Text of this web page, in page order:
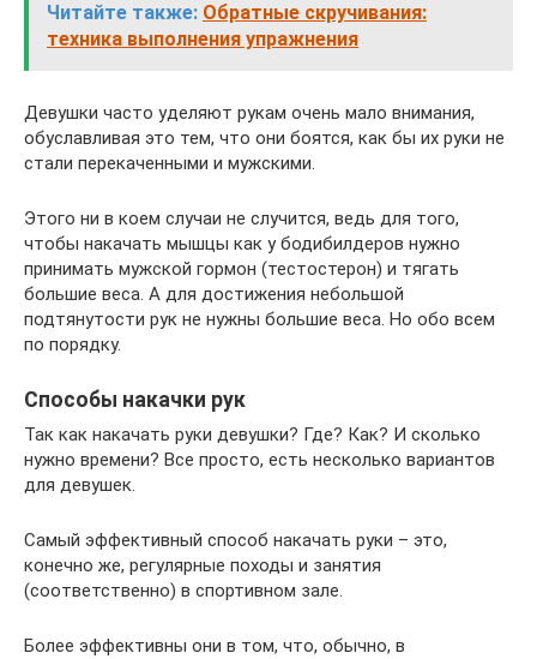
Читайте также: Обратные скручивания:
техника выполнения упражнения
Девушки часто уделяют рукам очень мало внимания,
обуславливая это тем, что они боятся, как бы их руки не
стали перекаченными и мужскими.
Этого ни в коем случаи не случится, ведь для того,
чтобы накачать мышцы как у бодибилдеров нужно
принимать мужской гормон (тестостерон) и тягать
большие веса. А для достижения небольшой
подтянутости рук не нужны большие веса. Но обо всем
по порядку.
Способы накачки рук
Так как накачать руки девушки? Где? Как? И сколько
нужно времени? Все просто, есть несколько вариантов
для девушек.
Самый эффективный способ накачать руки – это,
конечно же, регулярные походы и занятия
(соответственно) в спортивном зале.
Более эффективны они в том, что, обычно, в